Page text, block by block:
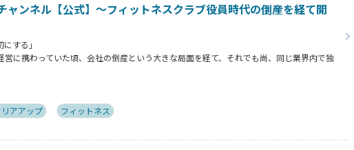
ャンネル【公式】～フィットネスクラブ役員時代の倒産を経て開
する」
営に携わっていた頃、会社の倒産という大きな局面を経て、それでも尚、同じ業界内で独
ジム「ファントレイン」代表近藤健祐さんにインタビュー。
ーンや違約金制度はお客様を大切にする仕組みだろうか！？資金が底をつく恐怖と闘い
アアップ フィットネス